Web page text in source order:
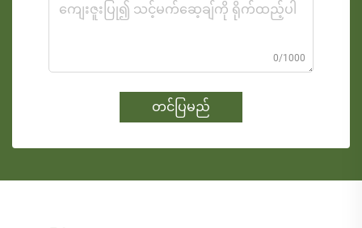
0/1000
တင်ပြမည်